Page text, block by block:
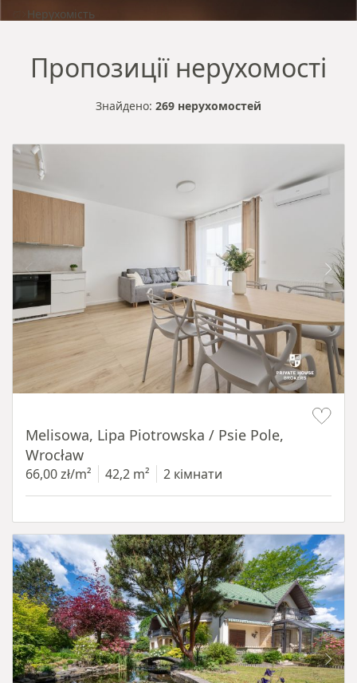
Нерухомість
Пропозиції нерухомості
Знайдено: 269 нерухомостей
Melisowa, Lipa Piotrowska / Psie Pole,
Wrocław
66,00 zł/m² 42,2 m² 2 кімнати